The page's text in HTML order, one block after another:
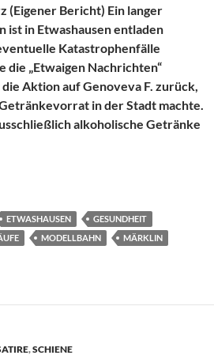
(Eigener Bericht) Ein langer
ist in Etwashausen entladen
Katastrophenfälle
„Etwaigen Nachrichten“
Aktion auf Genoveva F. zurück,
in der Stadt machte.
alkoholische Getränke
ETWASHAUSEN
GESUNDHEIT
MODELLBAHN
MÄRKLIN
,SCHIENE